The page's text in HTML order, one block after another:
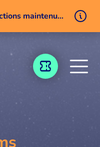
Information importante : Projections maintenues malgré un problème technique
au contenu
BILLETTERIE